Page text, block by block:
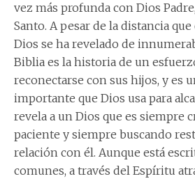
vez más profunda con Dios
Santo. A pesar de la distancia
Dios se ha revelado de
Biblia es la historia de un
reconectarse con sus hijos, y es
importante que Dios usa para
revela a un Dios que es siempre
paciente y siempre buscando
relación con él. Aunque está
comunes, a través del Espíritu